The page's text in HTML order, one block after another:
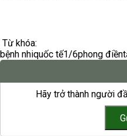
Từ khóa:
bệnh nhiquốc tế1/6phong điền
Hãy trở thành người